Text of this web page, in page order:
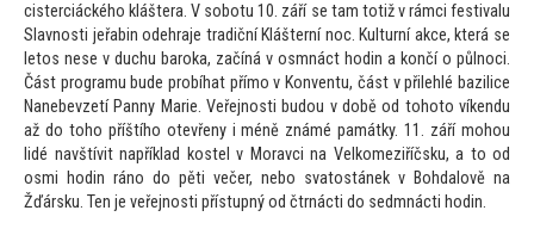
cisterciáckého kláštera. V sobotu 10. září se tam totiž v rámci festivalu
Slavnosti jeřabin odehraje tradiční Klášterní noc. Kulturní akce, která se
letos nese v duchu baroka, začíná v osmnáct hodin a končí o půlnoci.
Část programu bude probíhat přímo v Konventu, část v přilehlé bazilice
Nanebevzetí Panny Marie. Veřejnosti budou v době od tohoto víkendu
až do toho příštího otevřeny i méně známé památky. 11. září mohou
lidé navštívit například kostel v Moravci na Velkomeziříčsku, a to od
osmi hodin ráno do pěti večer, nebo svatostánek v Bohdalově na
Žďársku. Ten je veřejnosti přístupný od čtrnácti do sedmnácti hodin.